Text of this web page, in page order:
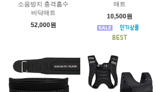
소음방지 충격흡수
바닥매트
52,000원
매트
10,500원